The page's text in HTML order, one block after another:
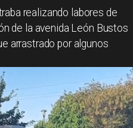
realizando labores de
de la avenida León Bustos
arrastrado por algunos